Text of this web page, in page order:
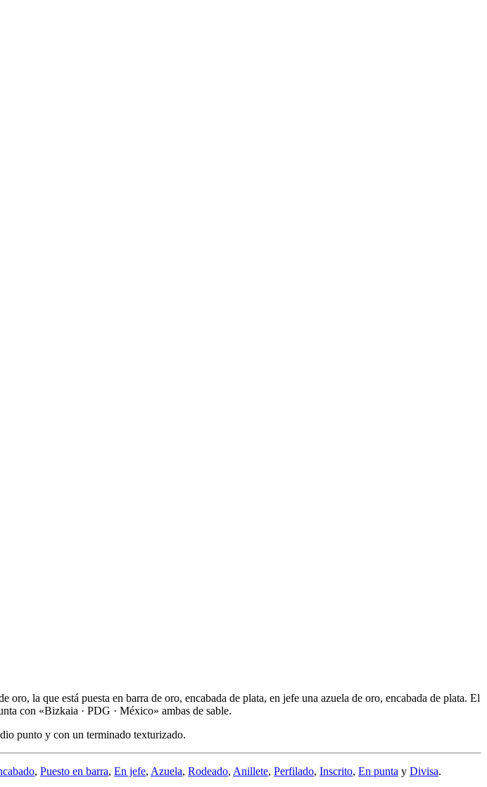
oro, la que está puesta en barra de oro, encabada de plata, en jefe una azuela de oro, encabada de plata. El
con «Bizkaia · PDG · México» ambas de sable.
punto y con un terminado texturizado.
, Puesto en barra, En jefe, Azuela, Rodeado, Anillete, Perfilado, Inscrito, En punta y Divisa.